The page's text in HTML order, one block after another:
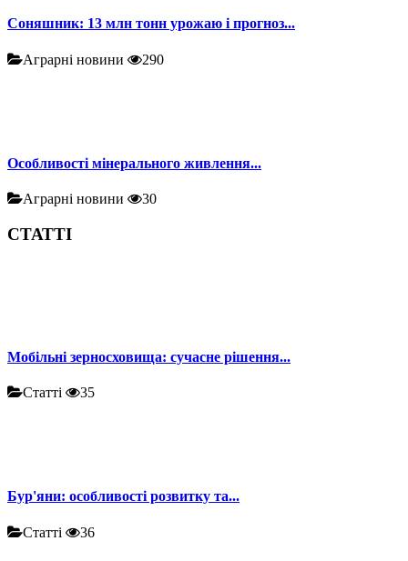
Соняшник: 13 млн тонн урожаю і прогноз...
Аграрні новини 290
Особливості мінерального живлення...
Аграрні новини 30
СТАТТІ
Мобільні зерносховища: сучасне рішення...
Статті 35
Бур'яни: особливості розвитку та...
Статті 36